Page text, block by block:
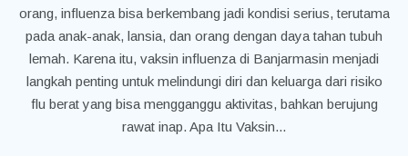
orang, influenza bisa berkembang jadi kondisi serius, terutama
pada anak-anak, lansia, dan orang dengan daya tahan tubuh
lemah. Karena itu, vaksin influenza di Banjarmasin menjadi
langkah penting untuk melindungi diri dan keluarga dari risiko
flu berat yang bisa mengganggu aktivitas, bahkan berujung
rawat inap. Apa Itu Vaksin...